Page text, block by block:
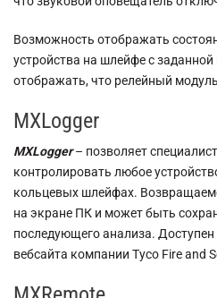
Возможность отображать
устройства на шлейфе с
отображать, что релейный
MXLogger
MXLogger– позволяет
контролировать любое
кольцевых шлейфах.
на экране ПК и может быть
последующего анализа. Доступен
вебсайта компании Tyco Fire and